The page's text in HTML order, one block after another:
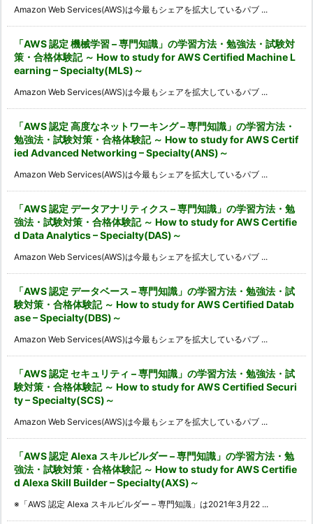
Amazon Web Services(AWS)は今最もシェアを拡大しているパブ ...
「AWS 認定 機械学習 – 専門知識」の学習方法・勉強法・試験対
策・合格体験記 ～ How to study for AWS Certified Machine L
earning – Specialty(MLS)～
Amazon Web Services(AWS)は今最もシェアを拡大しているパブ ...
「AWS 認定 高度なネットワーキング – 専門知識」の学習方法・
勉強法・試験対策・合格体験記 ～ How to study for AWS Certif
ied Advanced Networking – Specialty(ANS)～
Amazon Web Services(AWS)は今最もシェアを拡大しているパブ ...
「AWS 認定 データアナリティクス – 専門知識」の学習方法・勉
強法・試験対策・合格体験記 ～ How to study for AWS Certifie
d Data Analytics – Specialty(DAS)～
Amazon Web Services(AWS)は今最もシェアを拡大しているパブ ...
「AWS 認定 データベース – 専門知識」の学習方法・勉強法・試
験対策・合格体験記 ～ How to study for AWS Certified Datab
ase – Specialty(DBS)～
Amazon Web Services(AWS)は今最もシェアを拡大しているパブ ...
「AWS 認定 セキュリティ – 専門知識」の学習方法・勉強法・試
験対策・合格体験記 ～ How to study for AWS Certified Securi
ty – Specialty(SCS)～
Amazon Web Services(AWS)は今最もシェアを拡大しているパブ ...
「AWS 認定 Alexa スキルビルダー – 専門知識」の学習方法・勉
強法・試験対策・合格体験記 ～ How to study for AWS Certifie
d Alexa Skill Builder – Specialty(AXS)～
※「AWS 認定 Alexa スキルビルダー – 専門知識」は2021年3月22 ...